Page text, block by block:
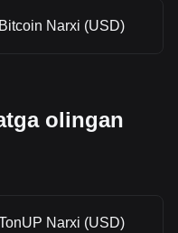
Bitcoin Narxi (USD)
olingan
Narxi (USD)